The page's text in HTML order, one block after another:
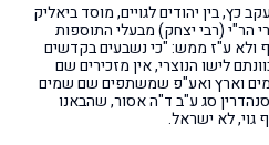
כץ, בין יהודים לגויים, מוסד ביאליק
הר"י (רבי יצחק) מבעלי התוספות
ולא ע"ז ממש: "כי נשבעים בקדשים
לישו הנוצרי, אין מזכירים שם
וארץ ואע"פ שמשתפים שם שמים
סג ע"ב ד"ה אסור, שהבאנו